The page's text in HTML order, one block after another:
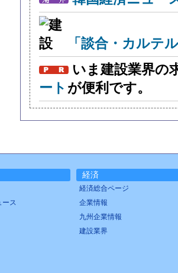
「談合・カルテ
いま建設業界の
ート が便利です。
ース
経済
経済総合ページ
企業情報
九州企業情報
建設業界